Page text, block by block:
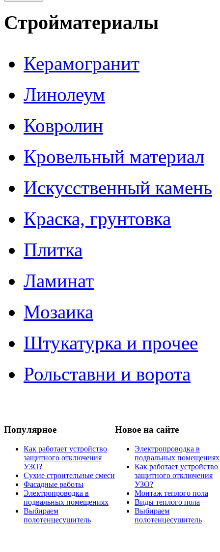
Стройматериалы
Керамогранит
Линолеум
Ковролин
Кровельный материал
Искусственный камень
Краска, грунтовка
Плитка
Ламинат
Мозаика
Штукатурка и прочее
Рольставни и ворота
Популярное
Как работает устройство
защитного отключения
УЗО?
Сухие строительные смеси
Фасадные работы
Электропроводка в
подвальных помещениях
Выбираем
полотенцесушитель
Новое на сайте
Электропроводка в
подвальных помещениях
Как работает устройство
защитного отключения
УЗО?
Монтаж теплого пола
Виды теплого пола
Выбираем
полотенцесушитель